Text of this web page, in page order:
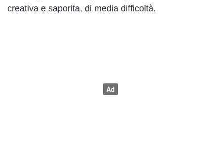
creativa e saporita, di media difficoltà.